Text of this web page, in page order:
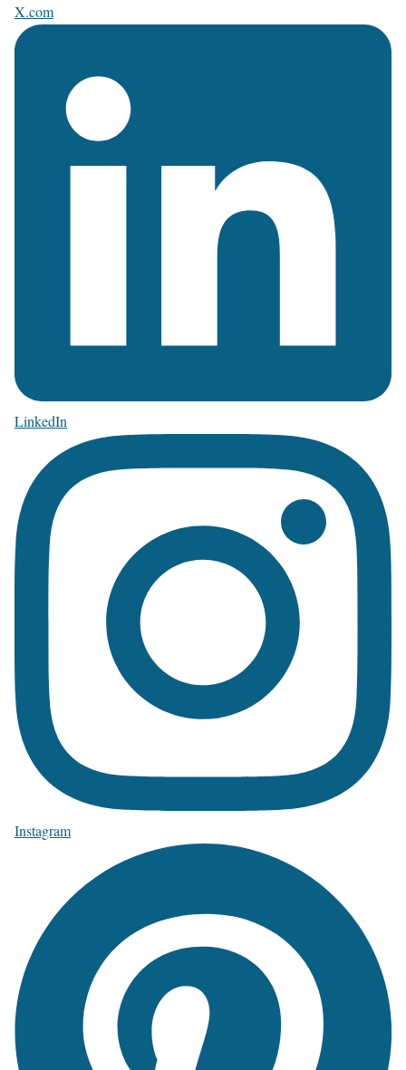
X.com
LinkedIn
Instagram